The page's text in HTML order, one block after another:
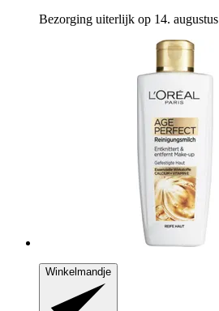
Bezorging uiterlijk op 14. augustus
Winkelmandje